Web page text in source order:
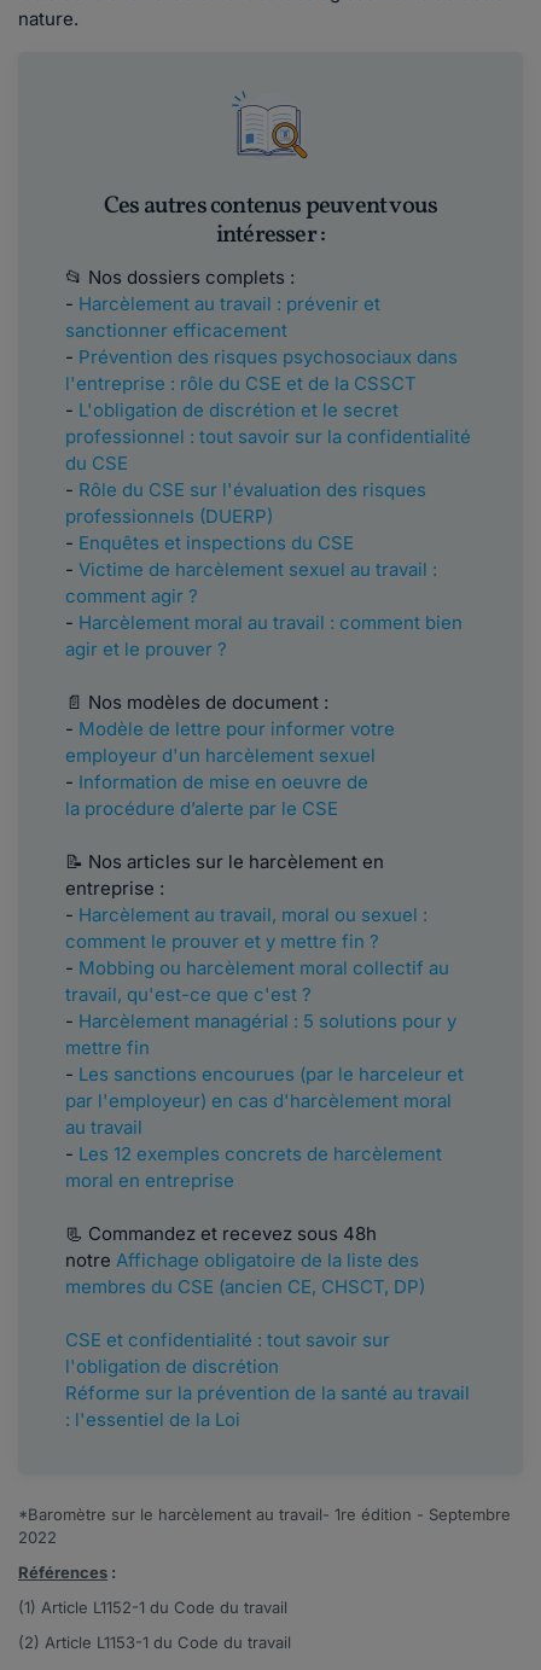
nature.
Ces autres contenus peuvent vous
intéresser :
📂 Nos dossiers complets :
- Harcèlement au travail : prévenir et
sanctionner efficacement
- Prévention des risques psychosociaux dans
l'entreprise : rôle du CSE et de la CSSCT
- L'obligation de discrétion et le secret
professionnel : tout savoir sur la confidentialité
du CSE
- Rôle du CSE sur l'évaluation des risques
professionnels (DUERP)
- Enquêtes et inspections du CSE
- Victime de harcèlement sexuel au travail :
comment agir ?
- Harcèlement moral au travail : comment bien
agir et le prouver ?
📄 Nos modèles de document :
- Modèle de lettre pour informer votre
employeur d'un harcèlement sexuel
- Information de mise en oeuvre de
la procédure d’alerte par le CSE
📝 Nos articles sur le harcèlement en
entreprise :
- Harcèlement au travail, moral ou sexuel :
comment le prouver et y mettre fin ?
- Mobbing ou harcèlement moral collectif au
travail, qu'est-ce que c'est ?
- Harcèlement managérial : 5 solutions pour y
mettre fin
- Les sanctions encourues (par le harceleur et
par l'employeur) en cas d'harcèlement moral
au travail
- Les 12 exemples concrets de harcèlement
moral en entreprise
📃 Commandez et recevez sous 48h
notre Affichage obligatoire de la liste des
membres du CSE (ancien CE, CHSCT, DP)
CSE et confidentialité : tout savoir sur
l'obligation de discrétion
Réforme sur la prévention de la santé au travail
: l'essentiel de la Loi
*Baromètre sur le harcèlement au travail- 1re édition - Septembre
2022
Références :
(1) Article L1152-1 du Code du travail
(2) Article L1153-1 du Code du travail